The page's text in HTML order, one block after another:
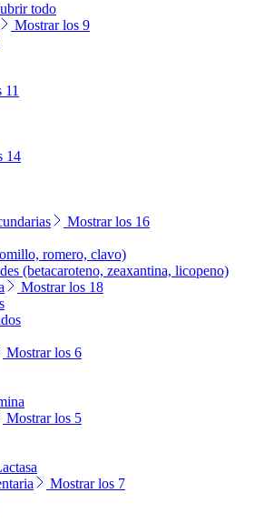
todo
Mostrar los 9
11
14
Mostrar los 16
romero, clavo)
(betacaroteno, zeaxantina, licopeno)
Mostrar los 18
Mostrar los 6
Mostrar los 5
Mostrar los 7